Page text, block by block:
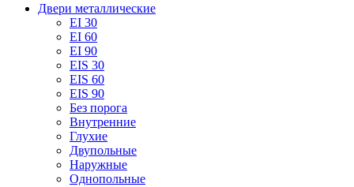
Двери металлические
EI 30
EI 60
EI 90
EIS 30
EIS 60
EIS 90
Без порога
Внутренние
Глухие
Двупольные
Наружные
Однопольные